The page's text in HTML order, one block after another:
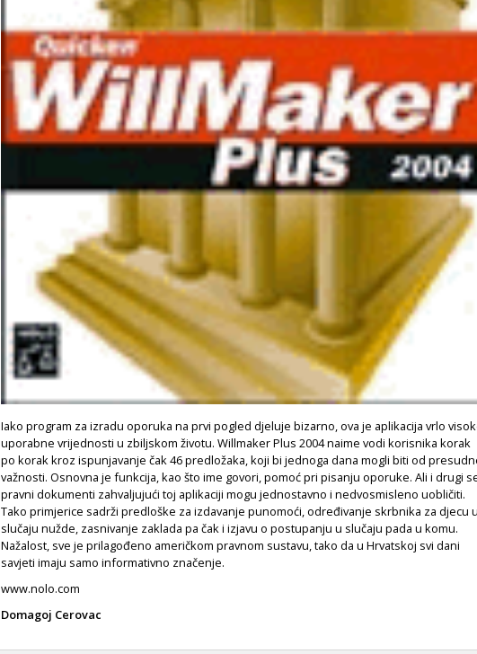
Iako program za izradu oporuka na prvi pogled djeluje bizarno, ova je aplikacija vrlo
uporabne vrijednosti u zbiljskom životu. Willmaker Plus 2004 naime vodi korisnika korak
po korak kroz ispunjavanje čak 46 predložaka, koji bi jednoga dana mogli biti od
važnosti. Osnovna je funkcija, kao što ime govori, pomoć pri pisanju oporuke. Ali i drugi
pravni dokumenti zahvaljujući toj aplikaciji mogu jednostavno i nedvosmisleno uobličiti.
Tako primjerice sadrži predloške za izdavanje punomoći, određivanje skrbnika za djecu u
slučaju nužde, zasnivanje zaklada pa čak i izjavu o postupanju u slučaju pada u komu.
Nažalost, sve je prilagođeno američkom pravnom sustavu, tako da u Hrvatskoj svi dani
savjeti imaju samo informativno značenje.
www.nolo.com
Domagoj Cerovac